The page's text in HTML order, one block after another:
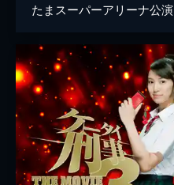
たまスーパーアリーナ公演